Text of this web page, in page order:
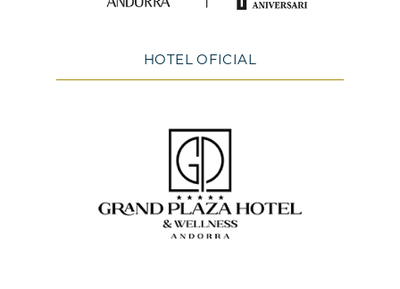
HOTEL OFICIAL